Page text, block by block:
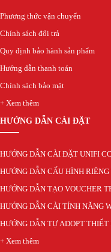
RUIJIE Switch
Switch Draytek
Switch TP-Link
ENGENIUS SWITCH
WIFI GIA ĐÌNH
Ruijie Wifi
Wifi D-Link
3G/4G/5G Wifi
3G/4G/5G Huawei
3G/4G ZTE
3G/4G TP-Link
4G/5G D-Link
Phụ kiện
Adapter POE Unifi
Adapter POE TP-Link
Phương thức vận chuyển
Chính sách đổi trả
Quy định bảo hành sản phẩm
Hướng dẫn thanh toán
Chính sách bảo mật
+ Xem thêm
HƯỚNG DẪN CÀI ĐẶT
HƯỚNG DẪN CÀI ĐẶT UNIFI
HƯỚNG DẪN CẤU HÌNH
HƯỚNG DẪN TẠO VOUCHER
HƯỚNG DẪN CÀI TÍNH NĂNG
HƯỚNG DẪN TỰ ADOPT
+ Xem thêm